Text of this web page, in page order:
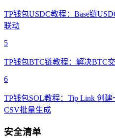
TP钱包USDC教程：Base链
联动
5
TP钱包BTC链教程：解决BTC
6
TP钱包SOL教程：Tip Link 创
CSV批量生成
安全清单